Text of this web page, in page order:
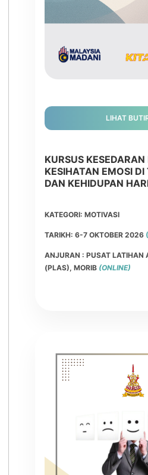
LIHAT
KURSUS
KESIHATAN EMOSI
DAN KEHIDUPAN
KATEGORI: MOTIVASI
TARIKH: 6-7 OKTOBER 2026
ANJURAN : PUSAT LATIHAN
(PLAS), MORIB (ONLINE)